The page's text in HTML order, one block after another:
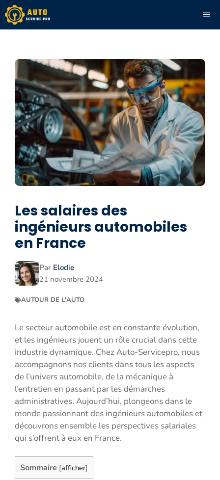
Aller
au
contenu
Les salaires des
ingénieurs automobiles
en France
Par Elodie
21 novembre 2024
AUTOUR DE L'AUTO
Le secteur automobile est en constante évolution,
et les ingénieurs jouent un rôle crucial dans cette
industrie dynamique. Chez Auto-Servicepro, nous
accompagnons nos clients dans tous les aspects
de l’univers automobile, de la mécanique à
l’entretien en passant par les démarches
administratives. Aujourd’hui, plongeons dans le
monde passionnant des ingénieurs automobiles et
découvrons ensemble les perspectives salariales
qui s’offrent à eux en France.
Sommaire [afficher]